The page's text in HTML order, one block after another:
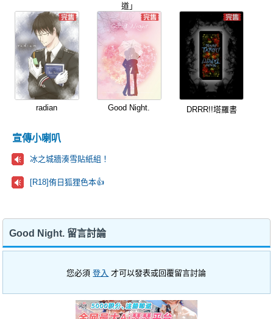
道」
radian Good Night. DRRR!!塔羅書
宣傳小喇叭
冰之城牆湊雪貼紙組！
[R18]侑日狐狸色本👍
Good Night. 留言討論
您必須登入 才可以發表或回覆留言討論